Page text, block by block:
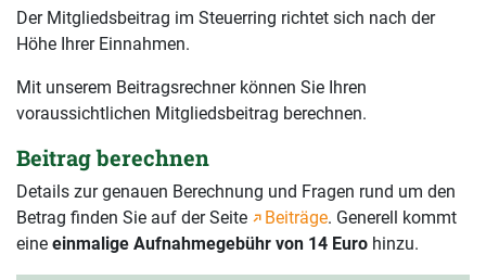
Der Mitgliedsbeitrag im Steuerring richtet sich nach der
Höhe Ihrer Einnahmen.
Mit unserem Beitragsrechner können Sie Ihren
voraussichtlichen Mitgliedsbeitrag berechnen.
Beitrag berechnen
Details zur genauen Berechnung und Fragen rund um den
Betrag finden Sie auf der Seite
Beiträge. Generell kommt
eine einmalige Aufnahmegebühr von 14 Euro hinzu.